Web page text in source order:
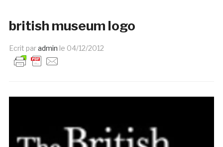
british museum logo
Ecrit paradmin le 04/12/2012